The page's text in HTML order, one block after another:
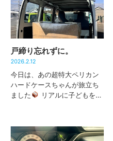
戸締り忘れずに。
2026.2.12
今日は、あの超特大ペリカン
ハードケースちゃんが旅立ち
ました
リアルに子どもを入
午前中は外のデッキで、汗
だくになりながら梱包作業。